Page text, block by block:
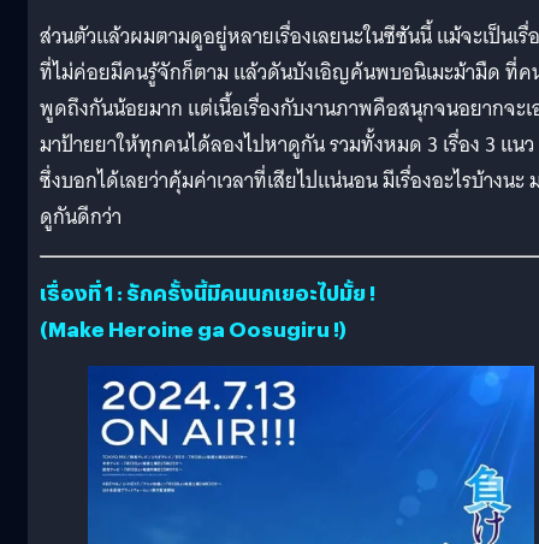
ส่วนตัวแล้วผมตามดูอยู่หลายเรื่องเลยนะในซีซันนี้ แม้จะเป็นเรื่
ที่ไม่ค่อยมีคนรู้จักก็ตาม แล้วดันบังเอิญค้นพบอนิเมะม้ามืด ที่ค
พูดถึงกันน้อยมาก แต่เนื้อเรื่องกับงานภาพคือสนุกจนอยากจะเ
มาป้ายยาให้ทุกคนได้ลองไปหาดูกัน รวมทั้งหมด 3 เรื่อง 3 แนว
ซึ่งบอกได้เลยว่าคุ้มค่าเวลาที่เสียไปแน่นอน มีเรื่องอะไรบ้างนะ
ดูกันดีกว่า
เรื่องที่ 1 : รักครั้งนี้มีคนนกเยอะไปมั้ย !
(Make Heroine ga Oosugiru !)